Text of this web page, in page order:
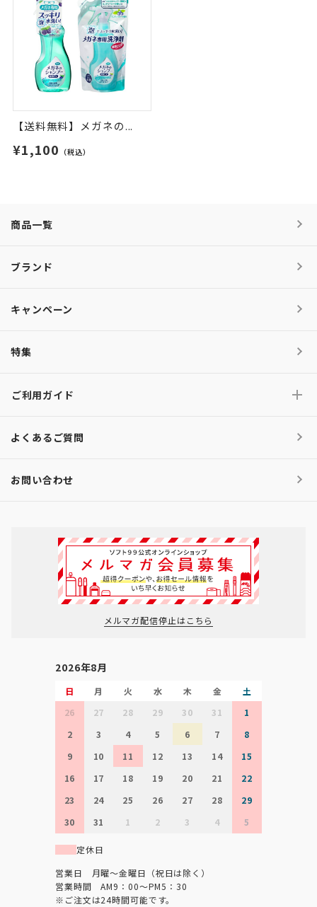
【送料無料】メガネの...
¥1,100 （税込）
商品一覧
ブランド
キャンペーン
特集
ご利用ガイド
よくあるご質問
お問い合わせ
メルマガ配信停止はこちら
2026年8月
日 月 火 水 木 金
土
26
27 28 29 30 31
1
2
3 4 5 6 7
8
9
10 11 12 13 14
15
16
17 18 19 20 21
22
23
24 25 26 27 28
29
30
31 1 2 3 4 5
定休日
営業日 月曜～金曜日（祝日は除く）
営業時間 AM9：00～PM5：30
※ご注文は24時間可能です。